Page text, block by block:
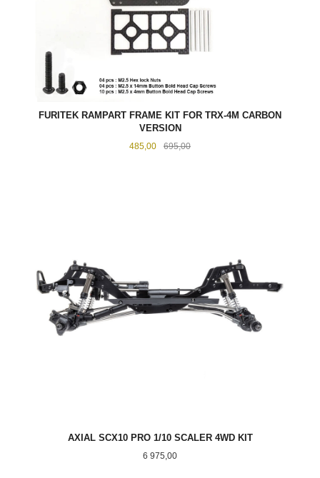
FURITEK RAMPART FRAME KIT FOR TRX-4M CARBON
VERSION
Tilbud
485,00 695,00Rabatt
AXIAL SCX10 PRO 1/10 SCALER 4WD KIT
Pris
6 975,00